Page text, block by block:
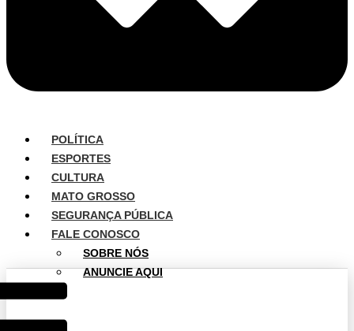
POLÍTICA
ESPORTES
CULTURA
MATO GROSSO
SEGURANÇA PÚBLICA
FALE CONOSCO
SOBRE NÓS
ANUNCIE AQUI